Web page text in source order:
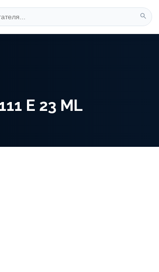
E 23 ML